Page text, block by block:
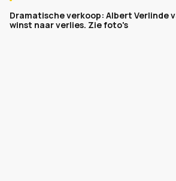
Dramatische verkoop: Albert Verlinde
winst naar verlies. Zie foto's